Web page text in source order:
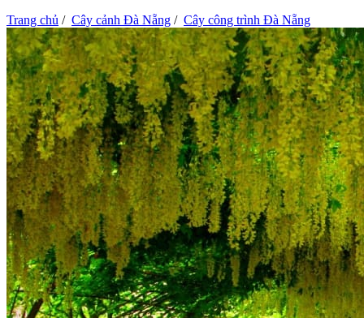
Trang chủ / Cây cảnh Đà Nẵng / Cây công trình Đà Nẵng